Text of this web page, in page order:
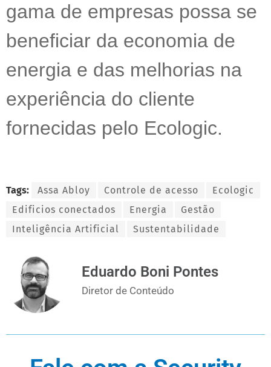
gama de empresas possa se
beneficiar da economia de
energia e das melhorias na
experiência do cliente
fornecidas pelo Ecologic.
Tags: Assa Abloy Controle de acesso
Ecologic
Edificios conectados
Energia
Gestão
Inteligência Artificial
Sustentabilidade
Eduardo Boni Pontes
Diretor de Conteúdo